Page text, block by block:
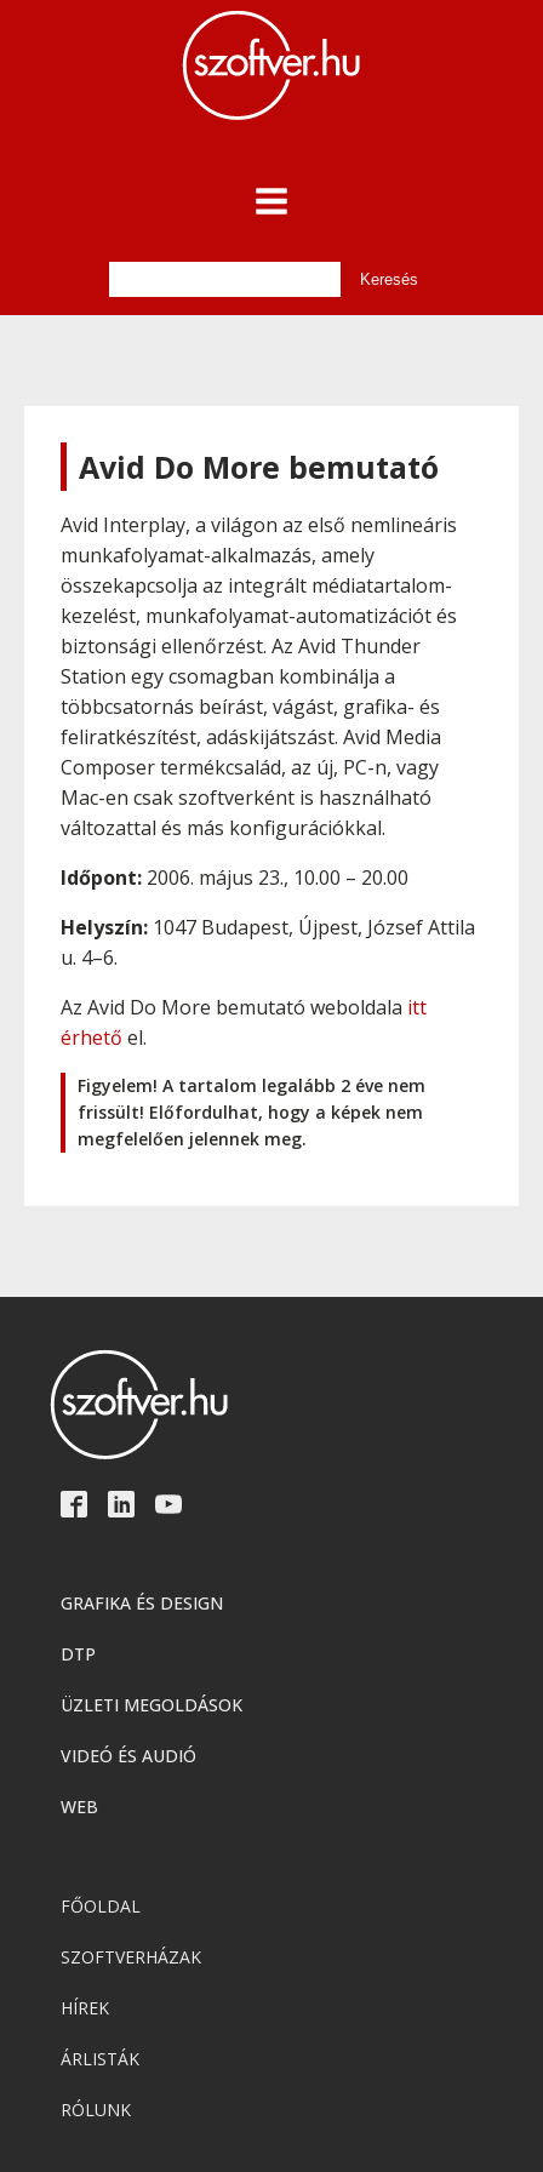
Avid Do More bemutató
Avid Interplay, a világon az első nemlineáris
munkafolyamat-alkalmazás, amely
összekapcsolja az integrált médiatartalom-
kezelést, munkafolyamat-automatizációt és
biztonsági ellenőrzést. Az Avid Thunder
Station egy csomagban kombinálja a
többcsatornás beírást, vágást, grafika- és
feliratkészítést, adáskijátszást. Avid Media
Composer termékcsalád, az új, PC-n, vagy
Mac-en csak szoftverként is használható
változattal és más konfigurációkkal.
Időpont: 2006. május 23., 10.00 – 20.00
Helyszín: 1047 Budapest, Újpest, József Attila
u. 4–6.
Az Avid Do More bemutató weboldala itt
érhető el.
Figyelem! A tartalom legalább 2 éve nem
frissült! Előfordulhat, hogy a képek nem
megfelelően jelennek meg.
GRAFIKA ÉS DESIGN
DTP
ÜZLETI MEGOLDÁSOK
VIDEÓ ÉS AUDIÓ
WEB
FŐOLDAL
SZOFTVERHÁZAK
HÍREK
ÁRLISTÁK
RÓLUNK